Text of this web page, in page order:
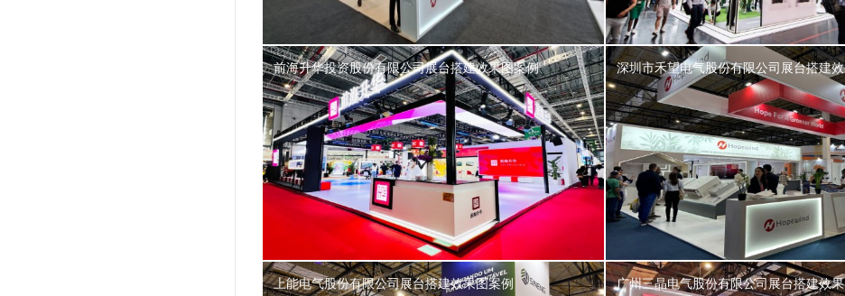
前海升华投资股份有限公司展台搭建效果图案例 深圳市禾望电气股份有限公司展台搭建
上能电气股份有限公司展台搭建效果图案例 广州三晶电气股份有限公司展台搭建效